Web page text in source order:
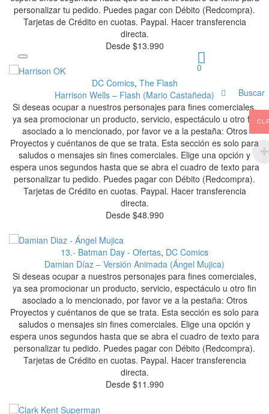
0
Buscar
personalizar tu pedido. Puedes pagar con Débito (Redcompra).
Tarjetas de Crédito en cuotas. Paypal. Hacer transferencia
directa.
Desde $13.990
DC Comics, The Flash
Harrison Wells – Flash (Mario Castañeda)
Si deseas ocupar a nuestros personajes para fines comerciales,
ya sea promocionar un producto, servicio, espectáculo u otro fin
asociado a lo mencionado, por favor ve a la pestaña: Otros
Proyectos y cuéntanos de que se trata. Esta sección es solo para
saludos o mensajes sin fines comerciales. Elige una opción y
espera unos segundos hasta que se abra el cuadro de texto para
personalizar tu pedido. Puedes pagar con Débito (Redcompra).
Tarjetas de Crédito en cuotas. Paypal. Hacer transferencia
directa.
Desde $48.990
13.- Batman Day - Ofertas, DC Comics
Damian Díaz – Versión Animada (Ángel Mujica)
Si deseas ocupar a nuestros personajes para fines comerciales,
ya sea promocionar un producto, servicio, espectáculo u otro fin
asociado a lo mencionado, por favor ve a la pestaña: Otros
Proyectos y cuéntanos de que se trata. Esta sección es solo para
saludos o mensajes sin fines comerciales. Elige una opción y
espera unos segundos hasta que se abra el cuadro de texto para
personalizar tu pedido. Puedes pagar con Débito (Redcompra).
Tarjetas de Crédito en cuotas. Paypal. Hacer transferencia
directa.
Desde $11.990